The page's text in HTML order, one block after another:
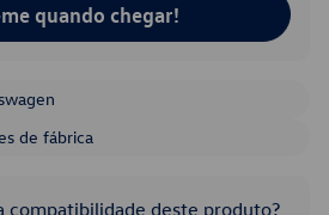
quando chegar!
de fábrica
compatibilidade deste produto?